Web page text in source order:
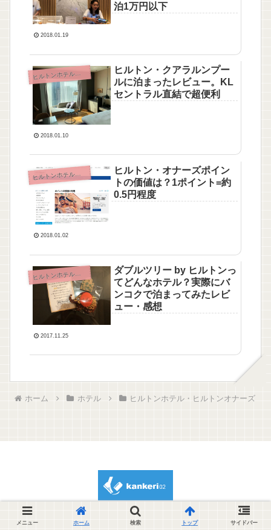
泊1万円以下
2018.01.19
ヒルトンホテル・ヒルトンオナーズ
ヒルトン・クアラルンプー
ルに泊まったレビュー。KL
セントラル直結で超便利
2018.01.10
ヒルトンホテル・ヒルトンオナーズ
ヒルトン・オナーズポイン
トの価値は？1ポイント=約
0.5円程度
2018.01.02
ヒルトンホテル・ヒルトンオナーズ
ダブルツリー by ヒルトンっ
てどんなホテル？実際にバ
ンコクで泊まってみたレビ
ュー・感想
2017.11.25
ホーム ホテル ヒルトンホテル・ヒルトンオナーズ
© 2012 kankeri02.
メニュー ホーム 検索 トップ サイドバー